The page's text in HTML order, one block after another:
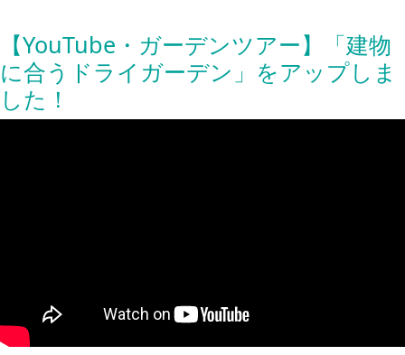
【YouTube・ガーデンツアー】「建物
に合うドライガーデン」をアップしま
した！